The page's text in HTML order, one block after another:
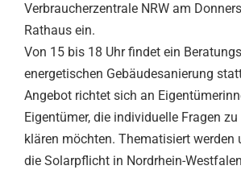
Verbraucherzentrale NRW am
Rathaus ein.
Von 15 bis 18 Uhr findet ein
energetischen Gebäudesanierung
Angebot richtet sich an
Eigentümer, die individuelle Fragen
klären möchten. Thematisiert werden
die Solarpflicht in Nordrhein-